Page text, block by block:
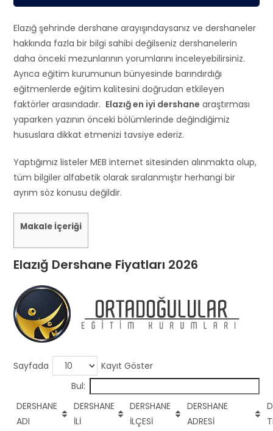
T
h
i
s
f
i
e
l
s
h
o
b
e
e
f
t
k
Elazığ şehrinde dershane arayışındaysanız ve dershaneler
hakkında fazla bir bilgi sahibi değilseniz dershanelerin
daha önceki mezunlarının yorumlarını inceleyebilirsiniz.
Ayrıca eğitim kurumunun bünyesinde barındırdığı
eğitmenlerde eğitim kalitesini doğrudan etkileyen
faktörler arasındadır. Elazığ en iyi dershane araştırması
yaparken yazının önceki bölümlerinde değindiğimiz
hususlara dikkat etmenizi tavsiye ederiz.
Yaptığımız listeler MEB internet sitesinden alınmakta olup,
tüm bilgiler alfabetik olarak sıralanmıştır herhangi bir
ayrım söz konusu değildir.
Makale İçeriği
Elazığ Dershane Fiyatları 2026
Sayfada
Kayıt Göster
Bul:
DERSHANE
ADI
DERSHANE
İLİ
DERSHANE
İLÇESİ
DERSHANE
ADRESİ